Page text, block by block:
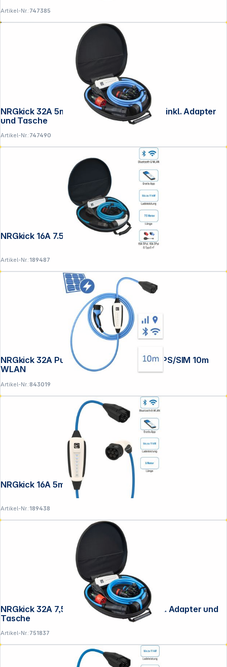
Artikel-Nr.:747385
NRGkick 32A 5m Set Optimal GSM WLAN inkl. Adapter
und Tasche
Artikel-Nr.:747490
NRGkick 16A 7.5m Set Optimal
Artikel-Nr.:189487
NRGkick 32A Pure für PV-Nutzer GSM/GPS/SIM 10m
WLAN
Artikel-Nr.:843019
NRGkick 16A 5m Pure
Artikel-Nr.:189438
NRGkick 32A 7,5m Set Optimal WLAN inkl. Adapter und
Tasche
Artikel-Nr.:751837
Service
Folgen Sie uns auf